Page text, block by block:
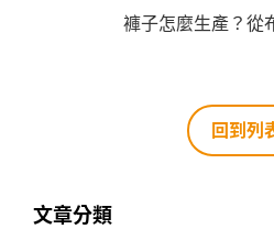
褲子怎麼生產？從
回到列
文章分類